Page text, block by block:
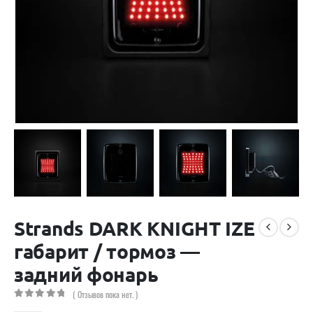
Strands DARK KNIGHT IZE
габарит / тормоз —
задний фонарь
( Отзывов пока нет. )